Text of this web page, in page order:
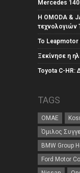
Mercedes 140
Η OMODA &
τεχνολογιών
Το Leapmotor
Ξεκίνησε η
Toyota C-HR:
TAGS
ΟΜΑΕ
Όμιλος
BMW Group
Ford Motor